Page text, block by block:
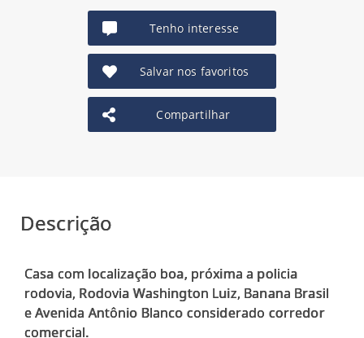
Tenho interesse
Salvar nos favoritos
Compartilhar
Descrição
Casa com localização boa, próxima a policia
rodovia, Rodovia Washington Luiz, Banana Brasil
e Avenida Antônio Blanco considerado corredor
comercial.